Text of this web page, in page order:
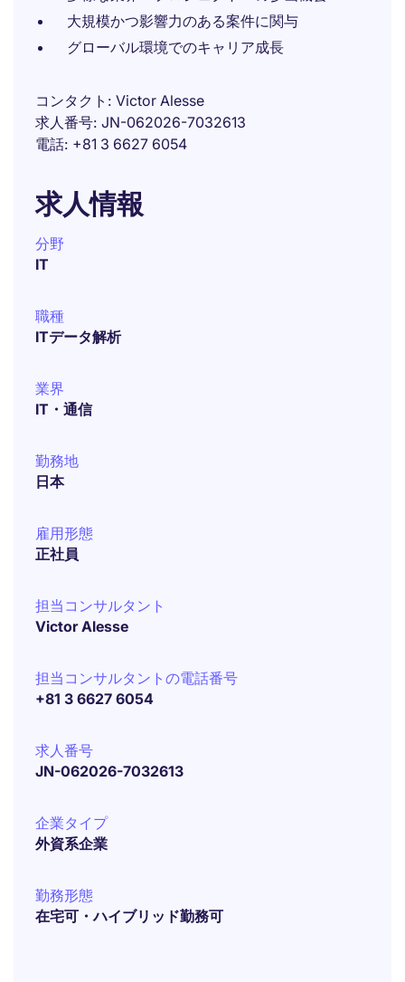
大規模かつ影響力のある案件に関与
グローバル環境でのキャリア成長
コンタクト
Victor Alesse
求人番号 JN-062026-7032613
電話 +81 3 6627 6054
求人情報
分野
IT
職種
ITデータ解析
業界
IT・通信
勤務地
日本
雇用形態
正社員
担当コンサルタント
Victor Alesse
担当コンサルタントの電話番号
+81 3 6627 6054
求人番号
JN-062026-7032613
企業タイプ
外資系企業
勤務形態
在宅可・ハイブリッド勤務可